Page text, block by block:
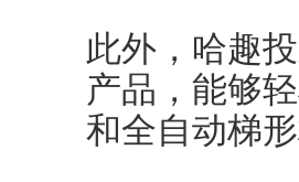
此外，哈趣
产品，能够
和全自动梯